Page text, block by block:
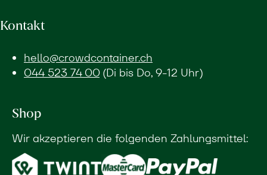
Kontakt
hello@crowdcontainer.ch
044 523 74 00(Di bis Do, 9-12 Uhr)
Shop
Wir akzeptieren die folgenden Zahlungsmittel: